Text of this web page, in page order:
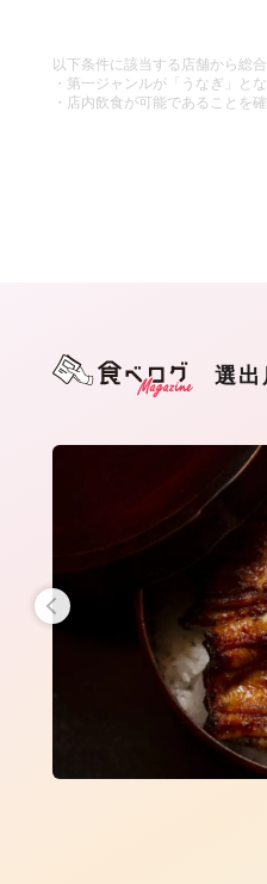
以下条件に該当する店舗から総
・第一ジャンルが「うなぎ」と
・店内飲食が可能であることを
選出